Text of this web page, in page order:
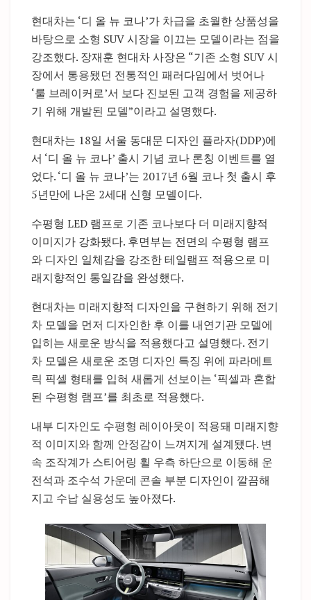
현대차는 ‘디 올 뉴 코나’가 차급을 초월한 상품성을
바탕으로 소형 SUV 시장을 이끄는 모델이라는 점을
강조했다. 장재훈 현대차 사장은 “기존 소형 SUV 시
장에서 통용됐던 전통적인 패러다임에서 벗어나
‘룰 브레이커로’서 보다 진보된 고객 경험을 제공하
기 위해 개발된 모델”이라고 설명했다.
현대차는 18일 서울 동대문 디자인 플라자(DDP)에
서 ‘디 올 뉴 코나’ 출시 기념 코나 론칭 이벤트를 열
었다. ‘디 올 뉴 코나’는 2017년 6월 코나 첫 출시 후
5년만에 나온 2세대 신형 모델이다.
수평형 LED 램프로 기존 코나보다 더 미래지향적
이미지가 강화됐다. 후면부는 전면의 수평형 램프
와 디자인 일체감을 강조한 테일램프 적용으로 미
래지향적인 통일감을 완성했다.
현대차는 미래지향적 디자인을 구현하기 위해 전기
차 모델을 먼저 디자인한 후 이를 내연기관 모델에
입히는 새로운 방식을 적용했다고 설명했다. 전기
차 모델은 새로운 조명 디자인 특징 위에 파라메트
릭 픽셀 형태를 입혀 새롭게 선보이는 ‘픽셀과 혼합
된 수평형 램프’를 최초로 적용했다.
내부 디자인도 수평형 레이아웃이 적용돼 미래지향
적 이미지와 함께 안정감이 느껴지게 설계됐다. 변
속 조작계가 스티어링 휠 우측 하단으로 이동해 운
전석과 조수석 가운데 콘솔 부분 디자인이 깔끔해
지고 수납 실용성도 높아졌다.